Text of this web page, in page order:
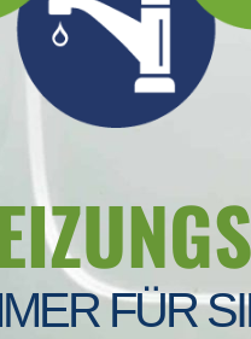
FÜR